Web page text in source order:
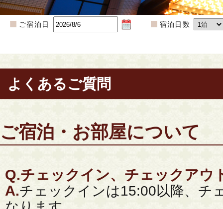
ご宿泊日 宿泊日数
よくあるご質問
ご宿泊・お部屋について
Q.チェックイン、チェックアウ
A.チェックインは15:00以降、チ